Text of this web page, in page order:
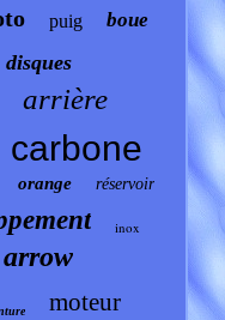
puig boue
disques
arrière
carbone
orange réservoir
inox
arrow
moteur